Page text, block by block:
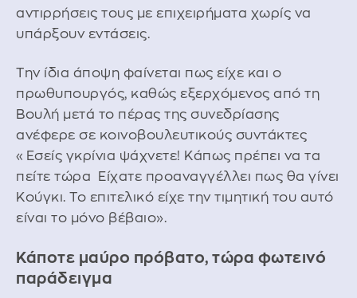
αντιρρήσεις τους με επιχειρήματα χωρίς να
υπάρξουν εντάσεις.
Την ίδια άποψη φαίνεται πως είχε και ο
πρωθυπουργός, καθώς εξερχόμενος από τη
Βουλή μετά το πέρας της συνεδρίασης
ανέφερε σε κοινοβουλευτικούς συντάκτες
«Εσείς γκρίνια ψάχνετε! Κάπως πρέπει να τα
πείτε τώρα Είχατε προαναγγέλλει πως θα γίνει
Κούγκι. Το επιτελικό είχε την τιμητική του αυτό
είναι το μόνο βέβαιο».
Κάποτε μαύρο πρόβατο, τώρα φωτεινό
παράδειγμα